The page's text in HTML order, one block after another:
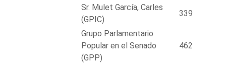
Sr. Mulet García, Carles
(GPIC)
339
Grupo Parlamentario
Popular en el Senado
(GPP)
462